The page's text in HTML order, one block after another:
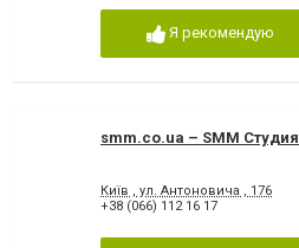
Я рекомендую
smm.co.ua – SMM Студия
Київ , ул. Антоновича , 176
+38 (066) 112 16 17